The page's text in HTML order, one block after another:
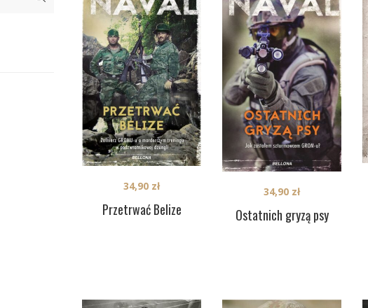
Przetrwać Belize
34,90 zł
Ostatnich gryzą psy
34,90 zł